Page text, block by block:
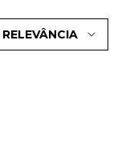
RELEVÂNCIA